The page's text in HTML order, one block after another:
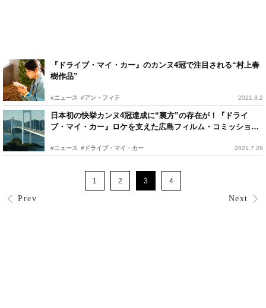
『ドライブ・マイ・カー』のカンヌ4冠で注目される“村上春
樹作品”
#ニュース #アン・フィテ 2021.8.2
日本初の快挙カンヌ4冠達成に“裏方”の存在が！『ドライ
ブ・マイ・カー』ロケを支えた広島フィルム・コミッション
#ニュース #ドライブ・マイ・カー 2021.7.28
Prev
1 2 3 4
Next